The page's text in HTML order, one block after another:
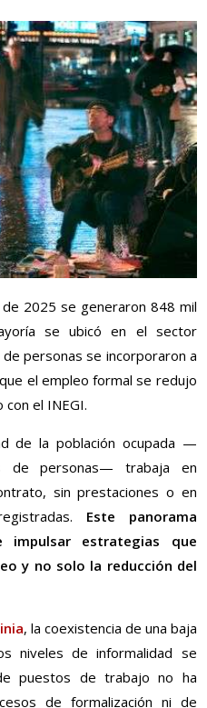
2025 se generaron 848 mil
se ubicó en el sector
personas se incorporaron a
el empleo formal se redujo
el INEGI.
de la población ocupada —
de personas— trabaja en
sin prestaciones o en
Este panorama
impulsar estrategias que
y no solo la reducción del
, la coexistencia de una baja
niveles de informalidad se
puestos de trabajo no ha
de formalización ni de